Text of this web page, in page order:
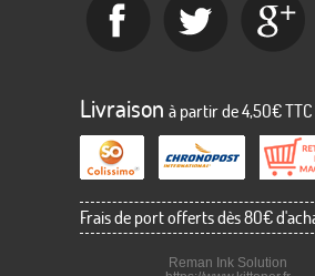
Livraison à partir de 4,50€ TTC
Frais de port offerts dès 80€
Reman Ink Solution